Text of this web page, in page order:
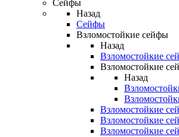
Сейфы
Назад
Сейфы
Взломостойкие сейфы
Назад
Взломостойкие
Взломостойкие
Назад
Взломостойкие
Взломостойкие
Взломостойкие